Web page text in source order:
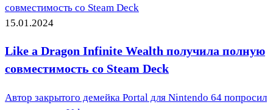
совместимость со Steam Deck
15.01.2024
Like a Dragon Infinite Wealth получила полную
совместимость со Steam Deck
Автор закрытого демейка Portal для Nintendo 64 попросил